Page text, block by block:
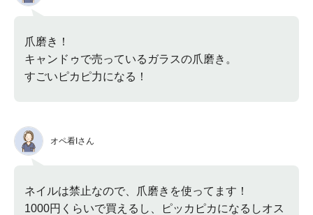
爪磨き！
キャンドゥで売っているガラスの爪磨き。
すごいピカピ力になる！
オペ看Iさん
ネイルは禁止なので、爪磨きを使ってます！
1000円くらいで買えるし、ピッカピカになるしオス